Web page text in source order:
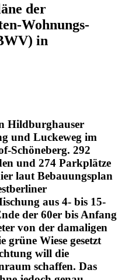
der
Wohnungs-
in
Hildburghauser
und Luckeweg im
Schöneberg. 292
und 274 Parkplätze
laut Bebauungsplan
aus 4- bis 15-
der 60er bis Anfang
von der damaligen
grüne Wiese gesetzt
will die
schaffen. Das